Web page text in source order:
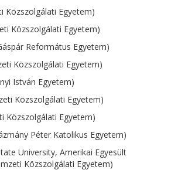
Közszolgálati Egyetem)
Közszolgálati Egyetem)
Református Egyetem)
Közszolgálati Egyetem)
István Egyetem)
Közszolgálati Egyetem)
Közszolgálati Egyetem)
Péter Katolikus Egyetem)
University, Amerikai Egyesült
Közszolgálati Egyetem)